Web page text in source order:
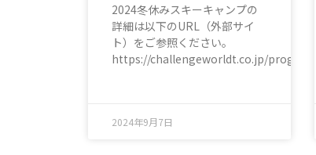
2024冬休みスキーキャンプの
詳細は以下のURL（外部サイ
ト）をご参照ください。
https://challengeworldt.co.jp/program/
2024年9月7日